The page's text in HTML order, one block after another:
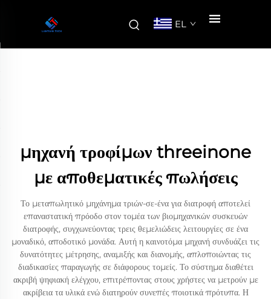
EL
μηχανή τροφίμων threeinone
με αποθεματικές πωλήσεις
Το μεταπωλητικό μηχάνημα τριών-σε-ένα για διατροφή αποτελεί
επαναστατική πρόοδο στον τομέα των βιομηχανικών συσκευών
διατροφής, συγχωνεύοντας τρεις θεμελιώδεις λειτουργίες σε ένα
μοναδικό, αποδοτικό μονάδα. Αυτή η καινοτόμα μηχανή συνδυάζει τις
δυνατότητες μέτρησης, αναμιξής και διανομής, απλοποιώντας τις
διαδικασίες παραγωγής σε διάφορους τομείς. Το σύστημα διαθέτει
ακριβή ψηφιακή ελέγχου, επιτρέποντας στους χρήστες να μετρούν με
ακρίβεια τα υλικά ενώ διατηρούν συνεπές ποιοτικά πρότυπα. Η